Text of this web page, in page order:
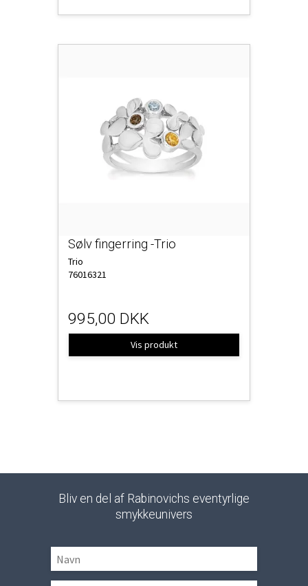
Sølv fingerring -Trio
Trio
76016321
995,00 DKK
Vis produkt
Bliv en del af Rabinovichs eventyrlige
smykkeunivers